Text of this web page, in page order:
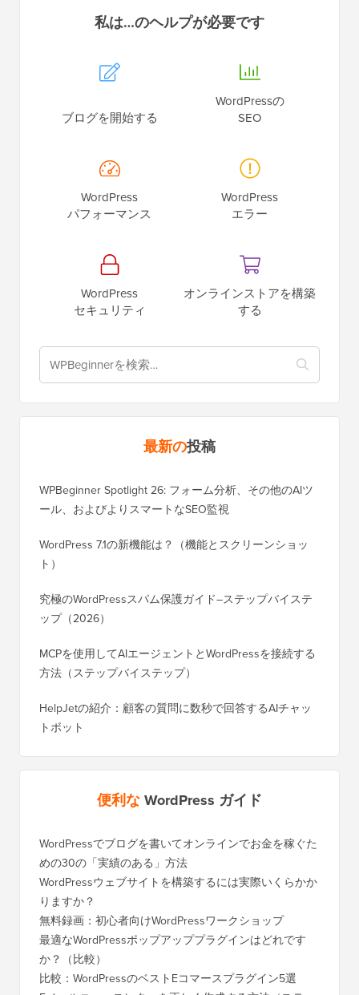
私は…のヘルプが必要です
ブログを開始する
WordPressの
SEO
WordPress
パフォーマンス
WordPress
エラー
WordPress
セキュリティ
オンラインストアを構築
する
最新の投稿
WPBeginner Spotlight 26: フォーム分析、その他のAIツ
ール、およびよりスマートなSEO監視
WordPress 7.1の新機能は？（機能とスクリーンショッ
ト）
究極のWordPressスパム保護ガイド–ステップバイステ
ップ（2026）
MCPを使用してAIエージェントとWordPressを接続する
方法（ステップバイステップ）
HelpJetの紹介：顧客の質問に数秒で回答するAIチャッ
トボット
便利なWordPress ガイド
WordPressでブログを書いてオンラインでお金を稼ぐた
めの30の「実績のある」方法
WordPressウェブサイトを構築するには実際いくらかか
りますか？
無料録画：初心者向けWordPressワークショップ
最適なWordPressポップアッププラグインはどれです